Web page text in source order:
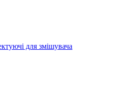
для змішувача